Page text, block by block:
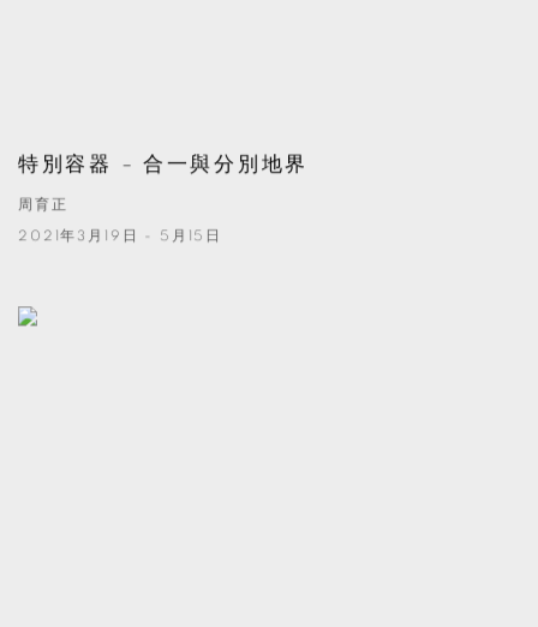
特別容器 – 合一與分別地界
周育正
2021年3月19日 - 5月15日